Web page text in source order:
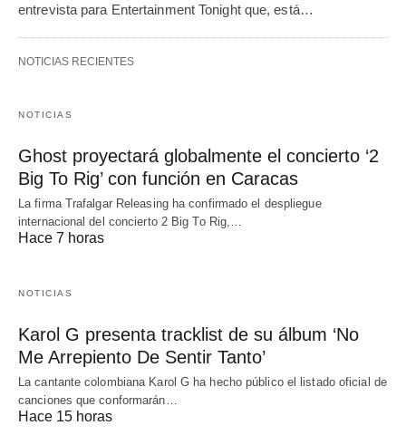
entrevista para Entertainment Tonight que, está…
NOTICIAS RECIENTES
NOTICIAS
Ghost proyectará globalmente el concierto ‘2
Big To Rig’ con función en Caracas
La firma Trafalgar Releasing ha confirmado el despliegue
internacional del concierto 2 Big To Rig,…
Hace 7 horas
NOTICIAS
Karol G presenta tracklist de su álbum ‘No
Me Arrepiento De Sentir Tanto’
La cantante colombiana Karol G ha hecho público el listado oficial de
canciones que conformarán…
Hace 15 horas